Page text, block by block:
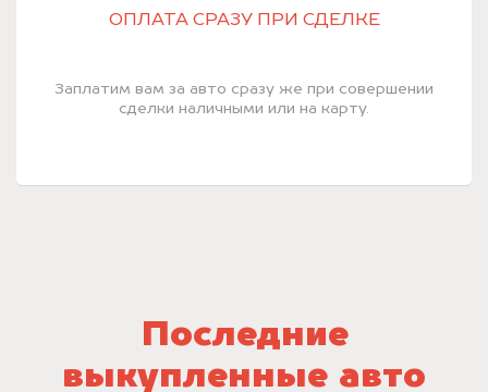
ОПЛАТА СРАЗУ ПРИ СДЕЛКЕ
Заплатим вам за авто сразу же при совершении
сделки наличными или на карту.
Последние
выкупленные авто